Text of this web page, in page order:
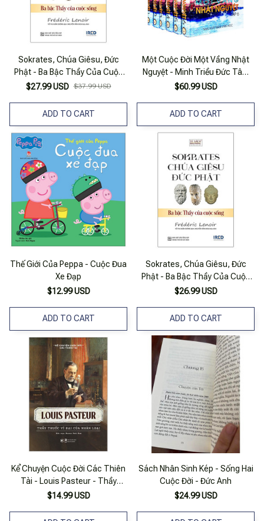
Sokrates, Chúa Giêsu, Đức
Phật - Ba Bậc Thầy Của Cuộc
Sống
$27.99 USD $37.99 USD
ADD TO CART
Một Cuộc Đời Một Vầng Nhật
Nguyệt - Minh Triều Đức Tâm
Ảnh
$60.99 USD
ADD TO CART
Thế Giới Của Peppa - Cuộc Đua
Xe Đạp
$12.99 USD
ADD TO CART
Sokrates, Chúa Giêsu, Đức
Phật - Ba Bậc Thầy Của Cuộc
Sống
$26.99 USD
ADD TO CART
Kể Chuyện Cuộc Đời Các Thiên
Tài - Louis Pasteur - Thầy
Thuốc Vĩ Đại Của Nhân Loại
$14.99 USD
Sách Nhân Sinh Kép - Sống Hai
Cuộc Đời - Đức Anh
$24.99 USD